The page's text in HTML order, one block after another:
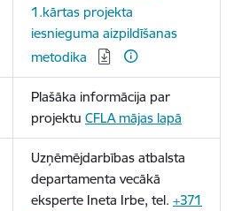
1.kārtas projekta
iesnieguma aizpildīšanas
metodika
Plašāka informācija par
projektu CFLA mājas lapā
Uzņēmējdarbības atbalsta
departamenta vecākā
eksperte Ineta Irbe, tel. +371